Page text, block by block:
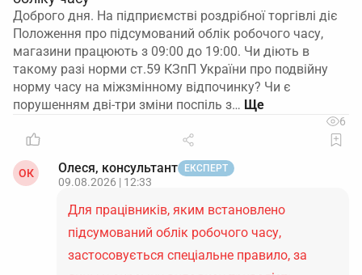
Доброго дня. На підприємстві роздрібної торгівлі діє
Положення про підсумований облік робочого часу,
магазини працюють з 09:00 до 19:00. Чи діють в
такому разі норми ст.59 КЗпП України про подвійну
норму часу на міжзмінному відпочинку? Чи є
порушенням дві-три зміни поспіль з…
6
ОК Олеся, консультант ЕКСПЕРТ
09.08.2026 | 12:33
Для працівників, яким встановлено
підсумований облік робочого часу,
застосовується спеціальне правило, за